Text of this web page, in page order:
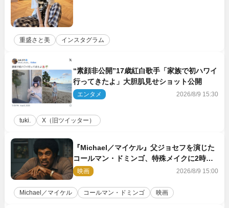
重盛さと美 インスタグラム
“素顔非公開”17歳紅白歌手「家族で初ハワイ
行ってきたよ」大胆肌見せショット公開
エンタメ 2026/8/9 15:30
tuki. X（旧ツイッター）
『Michael／マイケル』父ジョセフを演じた
コールマン・ドミンゴ、特殊メイクに2時間
半かかっていた
映画 2026/8/9 15:00
Michael／マイケル コールマン・ドミンゴ 映画